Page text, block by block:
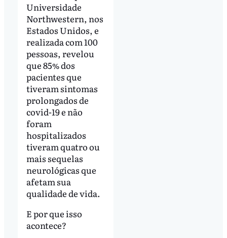
Universidade
Northwestern, nos
Estados Unidos, e
realizada com 100
pessoas, revelou
que 85% dos
pacientes que
tiveram sintomas
prolongados de
covid-19 e não
foram
hospitalizados
tiveram quatro ou
mais sequelas
neurológicas que
afetam sua
qualidade de vida.
E por que isso
acontece?